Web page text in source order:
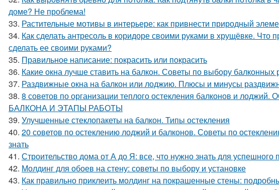
доме? Не проблема!
33. Растительные мотивы в интерьере: как привнести природный
34. Как сделать антресоль в коридоре своими руками в хрущёвке. Что
сделать ее своими руками?
35. Правильное написание: покрасить или покрасить
36. Какие окна лучше ставить на балкон. Советы по выбору балконных
37. Раздвижные окна на балкон или лоджию. Плюсы и минусы
38. 8 советов по организации теплого остекления балконов и
БАЛКОНА И ЭТАПЫ РАБОТЫ
39. Улучшенные стеклопакеты на балкон. Типы остекления
40. 20 советов по остеклению лоджий и балконов. Советы по
знать
41. Строительство дома от А до Я: все, что нужно знать для успешного
42. Молдинг для обоев на стену: советы по выбору и установке
43. Как правильно приклеить молдинг на покрашенные стены: